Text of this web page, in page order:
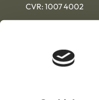
CVR: 1007 4002